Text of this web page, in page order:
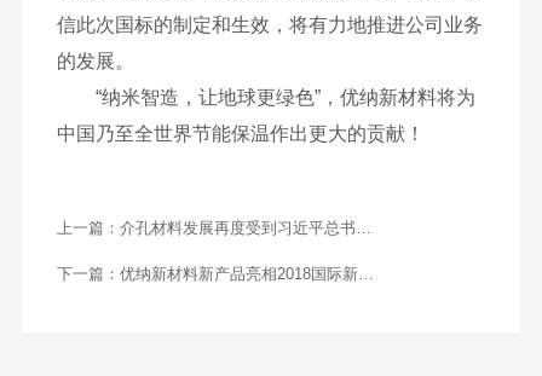
信此次国标的制定和生效，将有力地推进公司业务
的发展。
“纳米智造，让地球更绿色”，优纳新材料将为
中国乃至全世界节能保温作出更大的贡献！
上一篇： 介孔材料发展再度受到习近平总书记
关注
下一篇： 优纳新材料新产品亮相2018国际新材